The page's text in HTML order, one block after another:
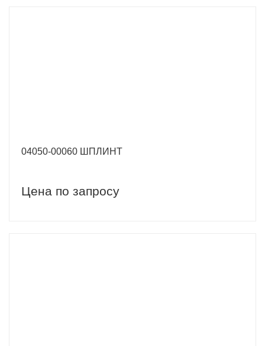
04050-00060 ШПЛИНТ
Цена по запросу